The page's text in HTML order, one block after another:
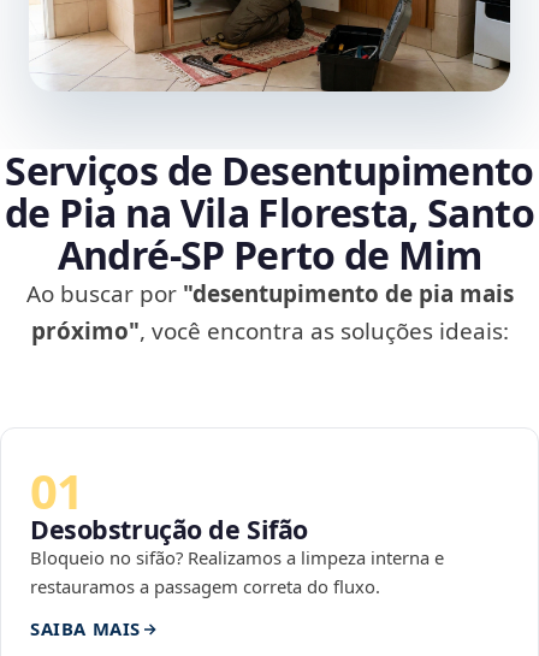
Serviços de Desentupimento
de Pia na Vila Floresta, Santo
André‑SP Perto de Mim
Ao buscar por "desentupimento de pia mais
próximo", você encontra as soluções ideais:
01
Desobstrução de Sifão
Bloqueio no sifão? Realizamos a limpeza interna e
restauramos a passagem correta do fluxo.
SAIBA MAIS